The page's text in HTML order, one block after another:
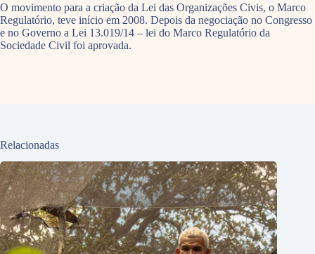
O movimento para a criação da Lei das Organizações Civis, o Marco
Regulatório, teve início em 2008. Depois da negociação no Congresso
e no Governo a Lei 13.019/14 – lei do Marco Regulatório da
Sociedade Civil foi aprovada.
Relacionadas